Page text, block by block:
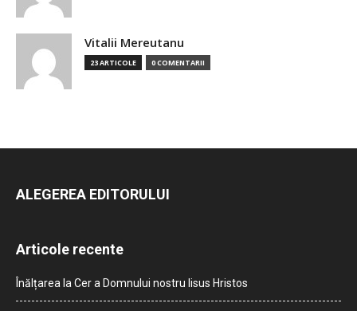
Vitalii Mereutanu
23 ARTICOLE 0 COMENTARII
ALEGEREA EDITORULUI
Articole recente
Înălțarea la Cer a Domnului nostru Iisus Hristos